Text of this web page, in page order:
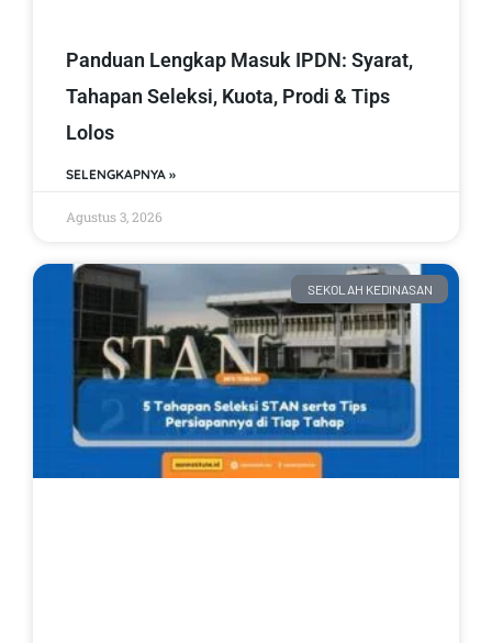
Panduan Lengkap Masuk IPDN: Syarat,
Tahapan Seleksi, Kuota, Prodi & Tips
Lolos
SELENGKAPNYA »
Agustus 3, 2026
SEKOLAH KEDINASAN